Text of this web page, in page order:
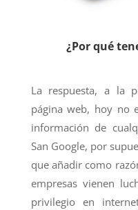
¿Por qué
La respuesta, a la
página web, hoy no
información de
San Google, por
que añadir como
empresas vienen
privilegio en